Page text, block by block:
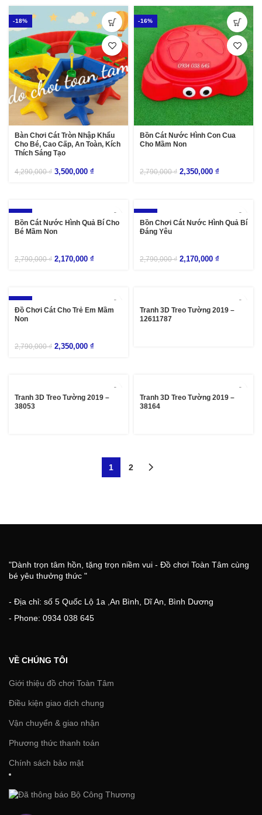
-18%
Bàn Chơi Cát Tròn Nhập Khẩu
Cho Bé, Cao Cấp, An Toàn, Kích
Thích Sáng Tạo
4,290,000₫ 3,500,000 ₫
-16%
Bồn Cát Nước Hình Con Cua
Cho Mầm Non
2,790,000₫ 2,350,000 ₫
-22%
Bồn Cát Nước Hình Quả Bí Cho
Bé Mầm Non
2,790,000₫ 2,170,000 ₫
-22%
Bồn Chơi Cát Nước Hình Quả Bí
Đáng Yêu
2,790,000₫ 2,170,000 ₫
-16%
Đồ Chơi Cát Cho Trẻ Em Mầm
Non
2,790,000₫ 2,350,000 ₫
Tranh 3D Treo Tường 2019 –
12611787
Tranh 3D Treo Tường 2019 –
38053
Tranh 3D Treo Tường 2019 –
38164
1 2
"Dành trọn tâm hồn, tặng trọn niềm vui - Đồ chơi Toàn Tâm cùng
bé yêu thưởng thức "
- Địa chỉ: số 5 Quốc Lộ 1a ,An Bình, Dĩ An, Bình Dương
- Phone: 0934 038 645
VỀ CHÚNG TÔI
Giới thiệu đồ chơi Toàn Tâm
Điều kiện giao dịch chung
Vận chuyển & giao nhận
Phương thức thanh toán
Chính sách bảo mật